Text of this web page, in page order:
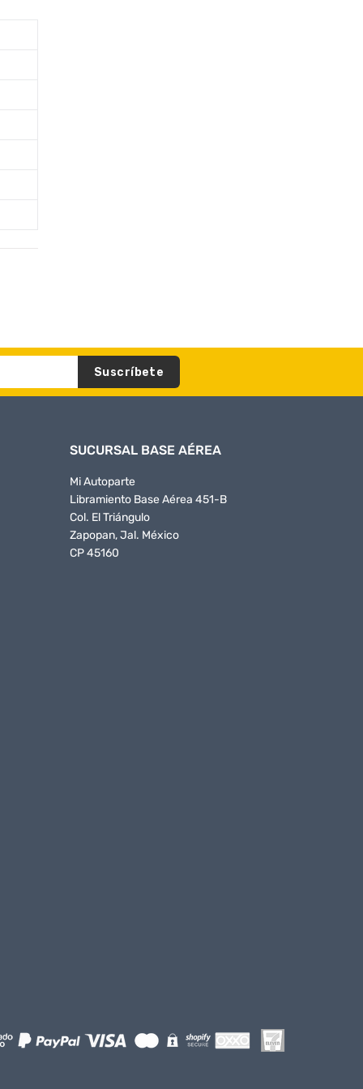
Suscríbete
SUCURSAL BASE AÉREA
Mi Autoparte
Libramiento Base Aérea 451-B
Col. El Triángulo
Zapopan, Jal. México
CP 45160